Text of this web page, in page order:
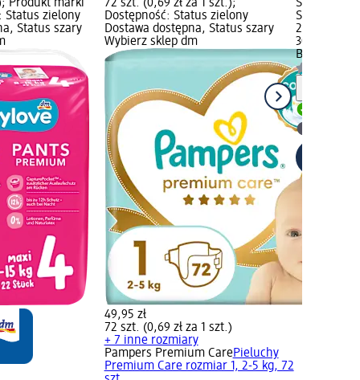
Produkt marki
Status zielony
Status szary
72 szt. (0,69 zł za 1 szt.);
Dostępność: Status zielony
Dostawa dostępna, Status szary
Wybierz sklep dm
49,95 zł
72 szt. (0,69 zł za 1 szt.)
+ 7 inne rozmiary
Pampers Premium CarePieluchy
Premium Care rozmiar 1, 2-5 kg, 72
Status
Status
29,45 zł
30 g (98,17
Bepanthen